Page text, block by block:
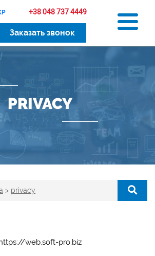
+38 048 737 4449
Заказать звонок
PRIVACY
> privacy
web.soft-pro.biz